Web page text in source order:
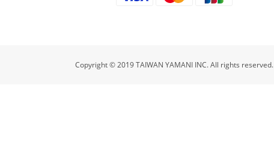
Copyright © 2019 TAIWAN YAMANI INC. All rights reserved.